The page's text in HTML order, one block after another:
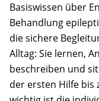
Basiswissen über
Behandlung
die sichere
Alltag: Sie lernen,
beschreiben und
der ersten Hilfe bis